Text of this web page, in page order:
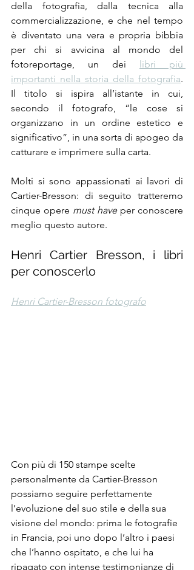
della fotografia, dalla tecnica alla
commercializzazione, e che nel tempo
è diventato una vera e propria bibbia
per chi si avvicina al mondo del
fotoreportage, un dei libri più
importanti nella storia della fotografia.
Il titolo si ispira all’istante in cui,
secondo il fotografo, “le cose si
organizzano in un ordine estetico e
significativo”, in una sorta di apogeo da
catturare e imprimere sulla carta.
Molti si sono appassionati ai lavori di
Cartier-Bresson: di seguito tratteremo
cinque opere must have per conoscere
meglio questo autore.
Henri Cartier Bresson, i libri
per conoscerlo
Henri Cartier-Bresson fotografo
Con più di 150 stampe scelte
personalmente da Cartier-Bresson
possiamo seguire perfettamente
l’evoluzione del suo stile e della sua
visione del mondo: prima le fotografie
in Francia, poi uno dopo l’altro i paesi
che l’hanno ospitato, e che lui ha
ripagato con intense testimonianze di